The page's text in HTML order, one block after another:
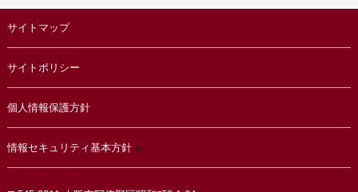
サイトマップ
サイトポリシー
個人情報保護方針
情報セキュリティ基本方針